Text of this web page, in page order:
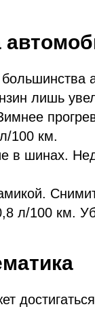
лишь
100 км.
в шинах.
л/100 км.